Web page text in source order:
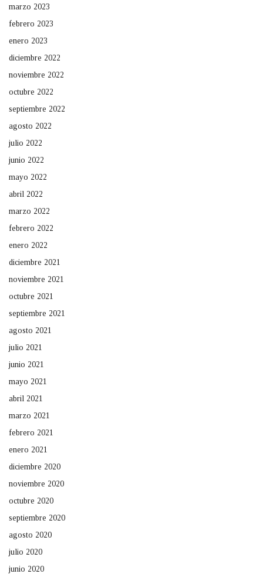
marzo 2023
febrero 2023
enero 2023
diciembre 2022
noviembre 2022
octubre 2022
septiembre 2022
agosto 2022
julio 2022
junio 2022
mayo 2022
abril 2022
marzo 2022
febrero 2022
enero 2022
diciembre 2021
noviembre 2021
octubre 2021
septiembre 2021
agosto 2021
julio 2021
junio 2021
mayo 2021
abril 2021
marzo 2021
febrero 2021
enero 2021
diciembre 2020
noviembre 2020
octubre 2020
septiembre 2020
agosto 2020
julio 2020
junio 2020